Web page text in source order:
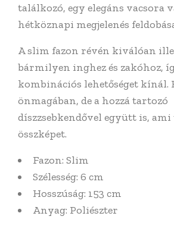
találkozó, egy elegáns vacsora
hétköznapi megjelenés
A slim fazon révén kiválóan
bármilyen inghez és zakóhoz,
kombinációs lehetőséget kínál.
önmagában, de a hozzá tartozó
díszzsebkendővel együtt is,
összképet.
Fazon: Slim
Szélesség: 6 cm
Hosszúság: 153 cm
Anyag: Poliészter